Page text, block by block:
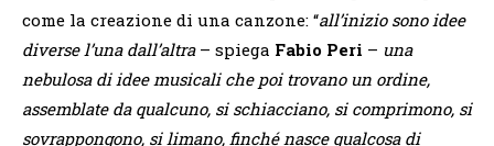
come la creazione di una canzone: “all’inizio sono idee
diverse l’una dall’altra – spiega Fabio Peri – una
nebulosa di idee musicali che poi trovano un ordine,
assemblate da qualcuno, si schiacciano, si comprimono, si
sovrappongono, si limano, finché nasce qualcosa di